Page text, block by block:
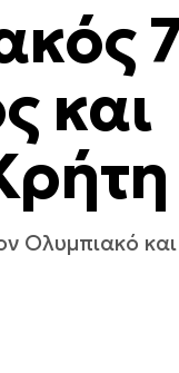
και
Ολυμπιακό